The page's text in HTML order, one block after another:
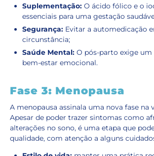
Suplementação: O ácido fólico e o
essenciais para uma gestação
Segurança: Evitar a automedicação
circunstância;
Saúde Mental: O pós-parto exige
bem-estar emocional.
Fase 3: Menopausa
A menopausa assinala uma nova fase na
Apesar de poder trazer sintomas como
alterações no sono, é uma etapa que
qualidade, com atenção a alguns